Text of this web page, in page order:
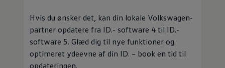
Hvis du ønsker det, kan din lokale Volkswagen-
partner opdatere fra ID.- software 4 til ID.-
software 5. Glæd dig til nye funktioner og
optimeret ydeevne af din ID. – book en tid til
opdateringen.